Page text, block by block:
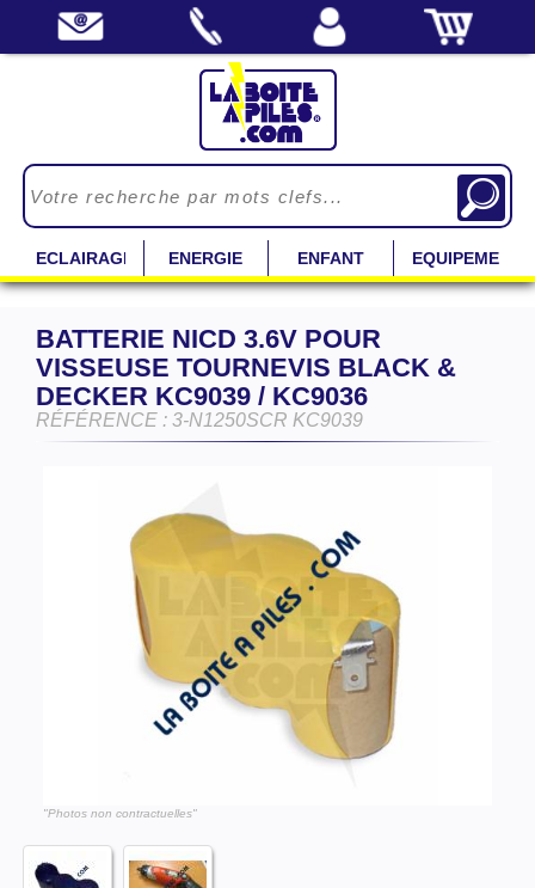
ECLAIRAGE ENERGIE ENFANT EQUIPEMENT
BATTERIE NICD 3.6V POUR
VISSEUSE TOURNEVIS BLACK &
DECKER KC9039 / KC9036
RÉFÉRENCE : 3-N1250SCR KC9039
"Photos non contractuelles"